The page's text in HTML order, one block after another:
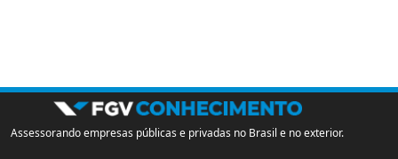
Assessorando empresas públicas e privadas no Brasil e no exterior.